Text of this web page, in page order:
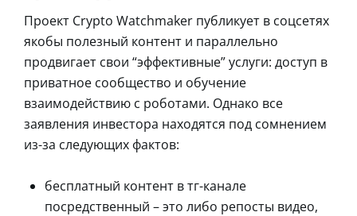
Проект Crypto Watchmaker публикует в соцсетях
якобы полезный контент и параллельно
продвигает свои “эффективные” услуги: доступ в
приватное сообщество и обучение
взаимодействию с роботами. Однако все
заявления инвестора находятся под сомнением
из-за следующих фактов:
бесплатный контент в тг-канале
посредственный – это либо репосты видео,